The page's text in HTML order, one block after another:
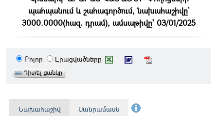
պահպանում և շահագործում, նախահաշիվը`
3000.0000(հազ. դրամ), ամսաթիվը` 03/01/2025
Բոլոր Լրացվածները
Նախահաշիվ Մանրամասն